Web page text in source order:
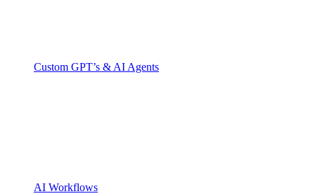
Custom GPT’s & AI Agents
AI Workflows